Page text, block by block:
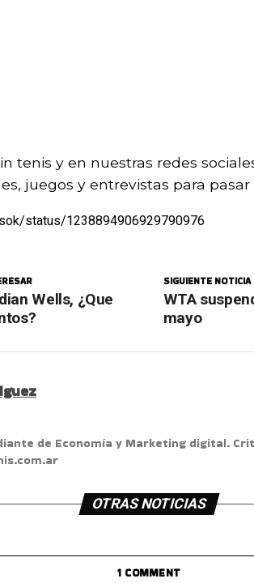
tenis y en nuestras redes
juegos y entrevistas para pasar
status/1238894906929790976
SIGUIENTE NOTICIA
WTA
mayo
Wells, ¿Que
de Economía y Marketing digital.
OTRAS NOTICIAS
1 COMMENT